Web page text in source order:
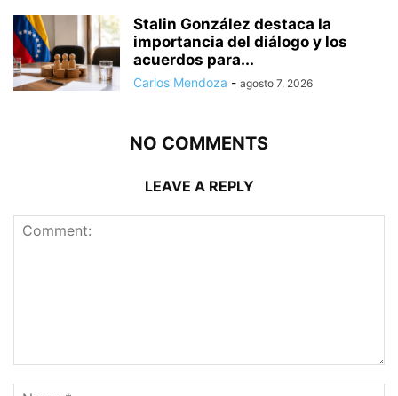
Stalin González destaca la
importancia del diálogo y los
acuerdos para...
Carlos Mendoza - agosto 7, 2026
NO COMMENTS
LEAVE A REPLY